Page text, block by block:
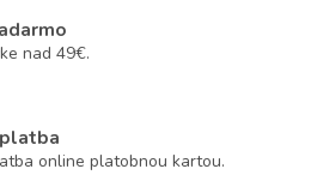
nad 49€.
online platobnou kartou.